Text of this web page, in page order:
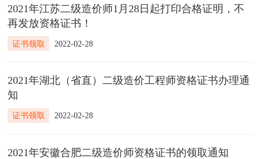
2021年江苏二级造价师1月28日起打印合格证明，不
再发放资格证书！
证书领取 2022-02-28
2021年湖北（省直）二级造价工程师资格证书办理通
知
证书领取 2022-02-28
2021年安徽合肥二级造价师资格证书的领取通知